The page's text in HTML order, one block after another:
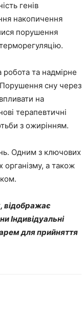
генів
накопичення
порушення
та надмірне
сну через
на
терапевтичні
з ожирінням.
Одним з ключових
організму, а також
відображає
Індивідуальні
для прийняття